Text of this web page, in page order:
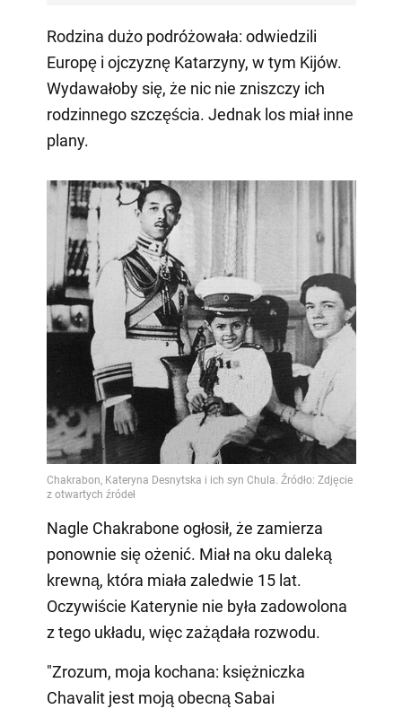
Rodzina dużo podróżowała: odwiedzili
Europę i ojczyznę Katarzyny, w tym Kijów.
Wydawałoby się, że nic nie zniszczy ich
rodzinnego szczęścia. Jednak los miał inne
plany.
Nagle Chakrabone ogłosił, że zamierza
ponownie się ożenić. Miał na oku daleką
krewną, która miała zaledwie 15 lat.
Oczywiście Katerynie nie była zadowolona
z tego układu, więc zażądała rozwodu.
"Zrozum, moja kochana: księżniczka
Chavalit jest moją obecną Sabai